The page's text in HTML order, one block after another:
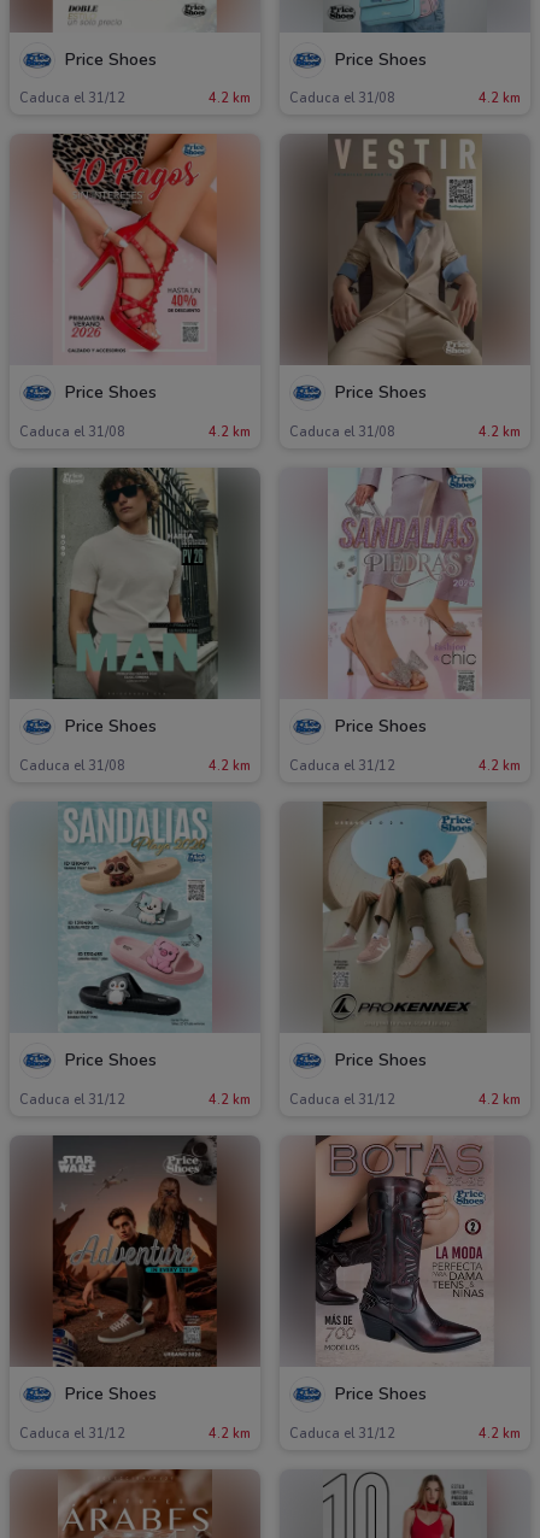
Price Shoes
Caduca el 31/12 4.2 km
Price Shoes
Caduca el 31/08 4.2 km
Price Shoes
Caduca el 31/08 4.2 km
Price Shoes
Caduca el 31/08 4.2 km
Price Shoes
Caduca el 31/08 4.2 km
Price Shoes
Caduca el 31/12 4.2 km
Price Shoes
Caduca el 31/12 4.2 km
Price Shoes
Caduca el 31/12 4.2 km
Price Shoes
Caduca el 31/12 4.2 km
Price Shoes
Caduca el 31/12 4.2 km